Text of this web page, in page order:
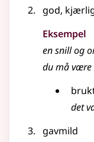
god,
Eksempel
ensnillog
du må være
det
gavmild